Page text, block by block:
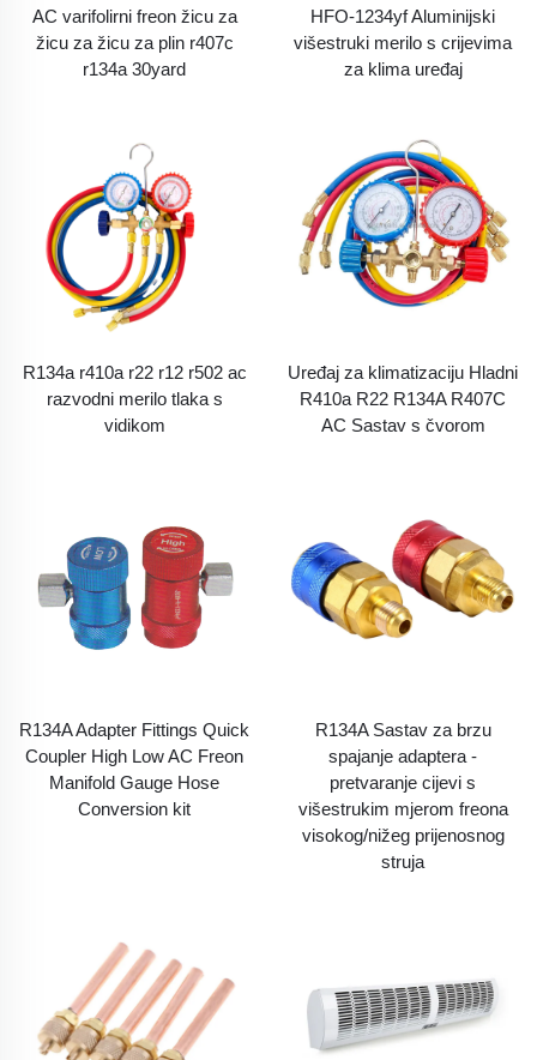
AC varifolirni freon žicu za
žicu za žicu za plin r407c
r134a 30yard
HFO-1234yf Aluminijski
višestruki merilo s crijevima
za klima uređaj
R134a r410a r22 r12 r502 ac
razvodni merilo tlaka s
vidikom
Uređaj za klimatizaciju Hladni
R410a R22 R134A R407C
AC Sastav s čvorom
R134A Adapter Fittings Quick
Coupler High Low AC Freon
Manifold Gauge Hose
Conversion kit
R134A Sastav za brzu
spajanje adaptera -
pretvaranje cijevi s
višestrukim mjerom freona
visokog/nižeg prijenosnog
struja